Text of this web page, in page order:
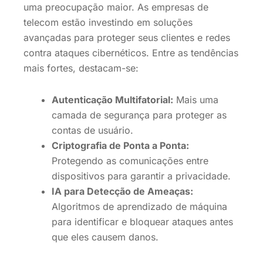
uma preocupação maior. As empresas de
telecom estão investindo em soluções
avançadas para proteger seus clientes e redes
contra ataques cibernéticos. Entre as tendências
mais fortes, destacam-se:
Autenticação Multifatorial: Mais uma
camada de segurança para proteger as
contas de usuário.
Criptografia de Ponta a Ponta:
Protegendo as comunicações entre
dispositivos para garantir a privacidade.
IA para Detecção de Ameaças:
Algoritmos de aprendizado de máquina
para identificar e bloquear ataques antes
que eles causem danos.